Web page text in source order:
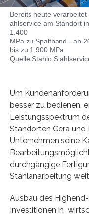
Bereits heute verarbeitet
ahlservice am Standort
1.400
MPa zu Spaltband - ab
bis zu 1.900 MPa.
Quelle Stahlo
Um
besser zu bedienen,
Leistungsspektrum
Standorten Gera und
Unternehmen seine
durchgängige
Stahlanarbeitung
Ausbau des
Investitionen in